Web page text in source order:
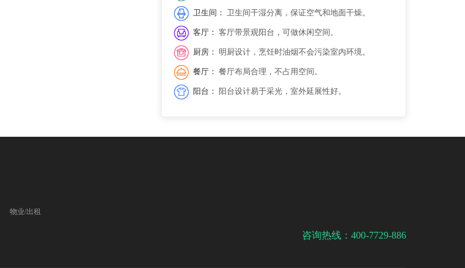
卫生间： 卫生间干湿分离，保证空气和地面干燥。
客厅： 客厅带景观阳台，可做休闲空间。
厨房： 明厨设计，烹饪时油烟不会污染室内环境。
餐厅： 餐厅布局合理，不占用空间。
阳台： 阳台设计易于采光，室外延展性好。
物业/出租
咨询热线：400-7729-886